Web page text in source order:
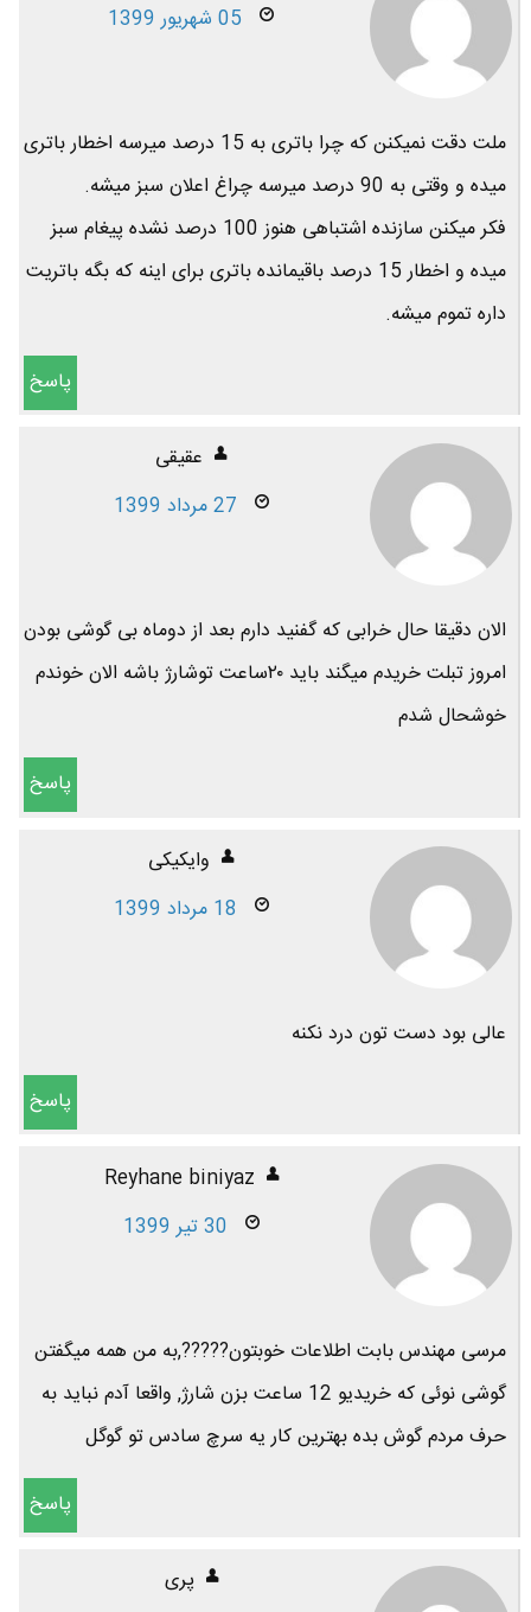
05 شهریور 1399
ملت دقت نمیکنن که چرا باتری به 15 درصد میرسه اخطار باتری
میده و وقتی به 90 درصد میرسه چراغ اعلان سبز میشه.
فکر میکنن سازنده اشتباهی هنوز 100 درصد نشده پیغام سبز
میده و اخطار 15 درصد باقیمانده باتری برای اینه که بگه باتریت
داره تموم میشه.
پاسخ
عقیقی
27 مرداد 1399
الان دقیقا حال خرابی که گفنید دارم بعد از دوماه بی گوشی بودن
امروز تبلت خریدم میگند باید ۲۰ساعت توشارژ باشه الان خوندم
خوشحال شدم
پاسخ
وایکیکی
18 مرداد 1399
عالی بود دست تون درد نکنه
پاسخ
Reyhane biniyaz
30 تیر 1399
مرسی مهندس بابت اطلاعات خوبتون?????,به من همه میگفتن
گوشی نوئی که خریدیو 12 ساعت بزن شارژ, واقعا آدم نباید به
حرف مردم گوش بده بهترین کار یه سرچ سادس تو گوگل
پاسخ
پری